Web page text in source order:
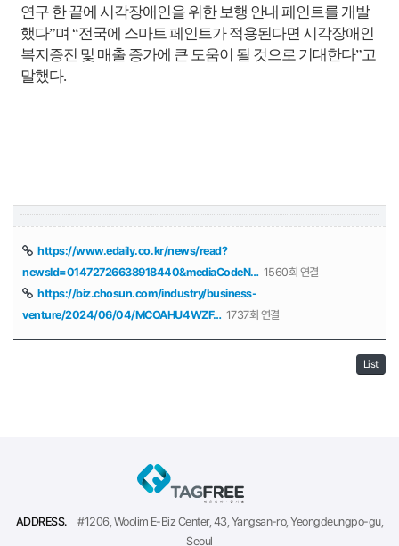
연구 한 끝에 시각장애인을 위한 보행 안내 페인트를 개발
했다”며 “전국에 스마트 페인트가 적용된다면 시각장애인
복지증진 및 매출 증가에 큰 도움이 될 것으로 기대한다”고
말했다.
https://www.edaily.co.kr/news/read?
newsId=01472726638918440&mediaCodeN… 1560회 연결
https://biz.chosun.com/industry/business-
venture/2024/06/04/MCOAHU4WZF… 1737회 연결
List
ADDRESS.
#1206, Woolim E-Biz Center, 43, Yangsan-ro, Yeongdeungpo-gu,
Seoul